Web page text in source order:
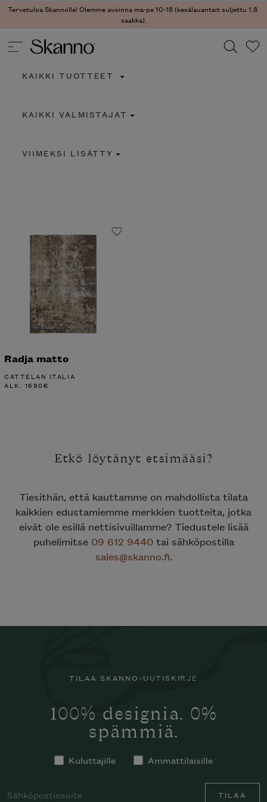
Tervetuloa Skannolle! Olemme avoinna ma-pe 10-18 (kesälauantait suljettu 1.8.
saakka).
Type 2 or more characters for results.
KAIKKI TUOTTEET
KAIKKI VALMISTAJAT
VIIMEKSI LISÄTTY
Radja matto
CATTELAN ITALIA
ALK. 1690€
Etkö löytänyt etsimääsi?
Tiesithän, että kauttamme on mahdollista tilata
kaikkien edustamiemme merkkien tuotteita, jotka
eivät ole esillä nettisivuillamme? Tiedustele lisää
puhelimitse 09 612 9440tai sähköpostilla
sales@skanno.fi.
TILAA SKANNO-UUTISKIRJE
100% designia. 0%
spämmiä.
Kuluttajille Ammattilaisille
TILAA